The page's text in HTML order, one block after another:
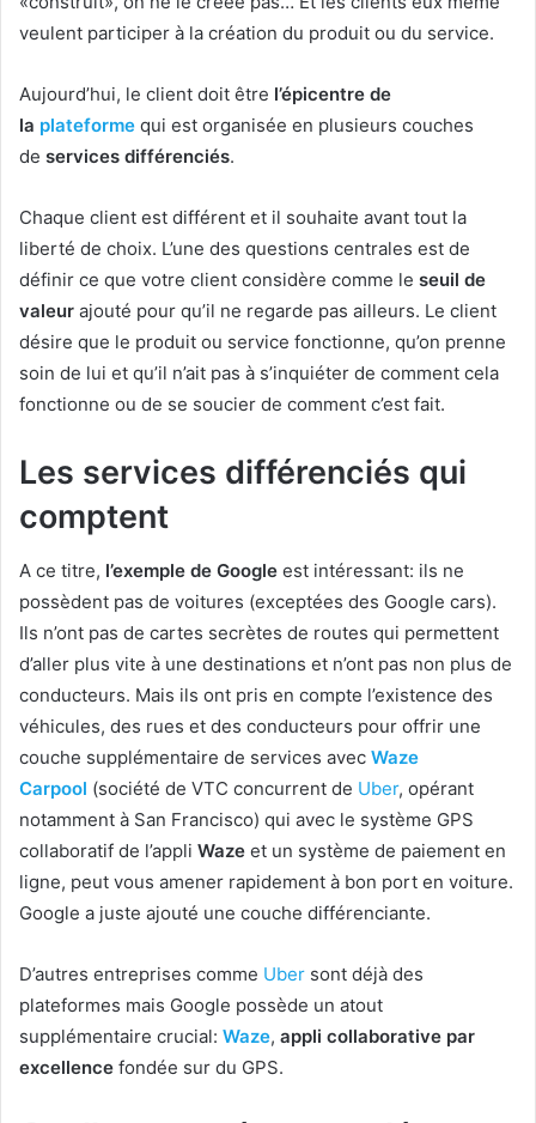
veulent participer à la création du produit ou du service.
Aujourd’hui, le client doit être l’épicentre de
la plateforme qui est organisée en plusieurs couches
de services différenciés.
Chaque client est différent et il souhaite avant tout la
liberté de choix. L’une des questions centrales est de
définir ce que votre client considère comme le seuil de
valeur ajouté pour qu’il ne regarde pas ailleurs. Le client
désire que le produit ou service fonctionne, qu’on prenne
soin de lui et qu’il n’ait pas à s’inquiéter de comment cela
fonctionne ou de se soucier de comment c’est fait.
Les services différenciés qui
comptent
A ce titre, l’exemple de Google est intéressant: ils ne
possèdent pas de voitures (exceptées des Google cars).
Ils n’ont pas de cartes secrètes de routes qui permettent
d’aller plus vite à une destinations et n’ont pas non plus de
conducteurs. Mais ils ont pris en compte l’existence des
véhicules, des rues et des conducteurs pour offrir une
couche supplémentaire de services avec Waze
Carpool (société de VTC concurrent de Uber, opérant
notamment à San Francisco) qui avec le système GPS
collaboratif de l’appli Waze et un système de paiement en
ligne, peut vous amener rapidement à bon port en voiture.
Google a juste ajouté une couche différenciante.
D’autres entreprises comme Uber sont déjà des
plateformes mais Google possède un atout
supplémentaire crucial: Waze, appli collaborative par
excellence fondée sur du GPS.